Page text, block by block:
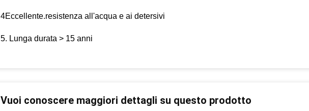
4Eccellente.resistenza all'acqua e ai detersivi
5. Lunga durata > 15 anni
Vuoi conoscere maggiori dettagli su questo prodotto